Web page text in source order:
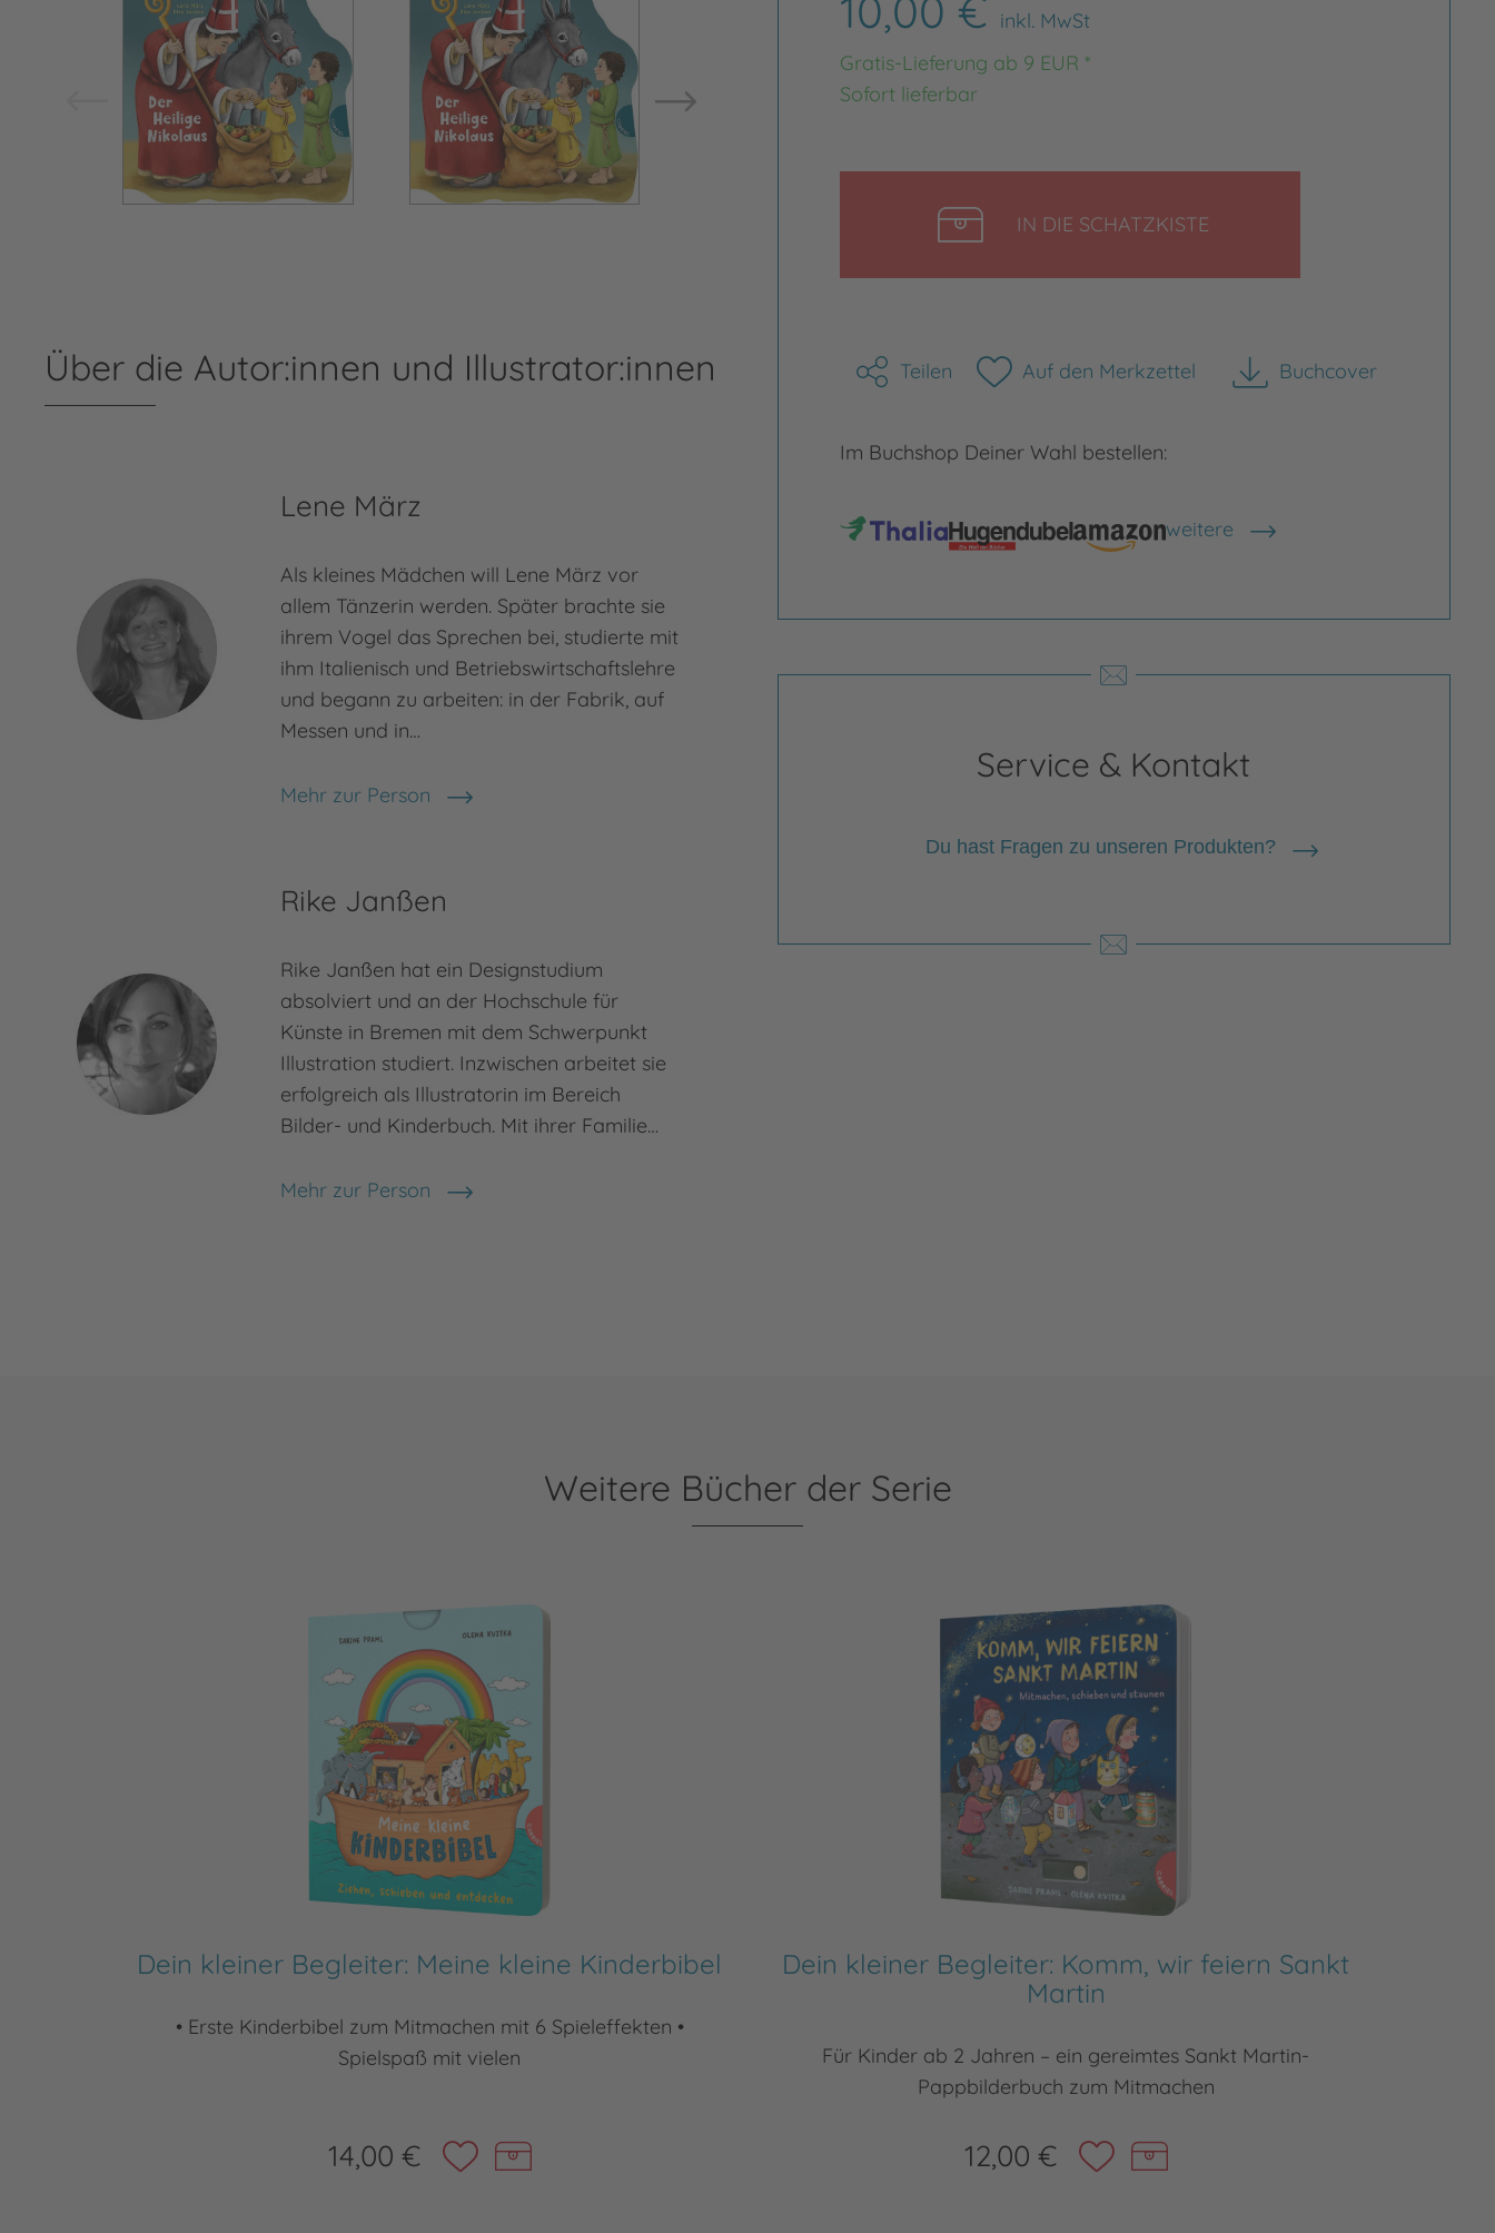
10,00 € inkl. MwSt
Gratis-Lieferung ab 9 EUR *
Sofort lieferbar
IN DIE SCHATZKISTE
Teilen Auf den Merkzettel Buchcover
herunterladen
Im Buchshop Deiner Wahl bestellen:
weitere
Shops anzeigen
Service & Kontakt
Du hast Fragen zu unseren Produkten?
Über die Autor:innen und Illustrator:innen
Lene März
Als kleines Mädchen will Lene März vor
allem Tänzerin werden. Später brachte sie
ihrem Vogel das Sprechen bei, studierte mit
ihm Italienisch und Betriebswirtschaftslehre
und begann zu arbeiten: in der Fabrik, auf
Messen und in…
Mehr zur Person
Lene März
Rike Janßen
Rike Janßen hat ein Designstudium
absolviert und an der Hochschule für
Künste in Bremen mit dem Schwerpunkt
Illustration studiert. Inzwischen arbeitet sie
erfolgreich als Illustratorin im Bereich
Bilder- und Kinderbuch. Mit ihrer Familie…
Mehr zur Person
Rike Janßen
Weitere Bücher der Serie
Dein kleiner Begleiter: Meine kleine Kinderbibel
• Erste Kinderbibel zum Mitmachen mit 6 Spieleffekten •
Spielspaß mit vielen
14,00 €
Dein kleiner Begleiter: Komm, wir feiern Sankt
Martin
Für Kinder ab 2 Jahren – ein gereimtes Sankt Martin-
Pappbilderbuch zum Mitmachen
12,00 €